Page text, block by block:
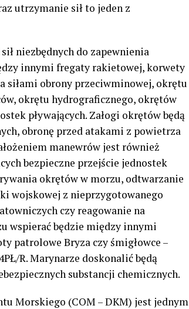
utrzymanie sił to jeden z
niezbędnych do zapewnienia
innymi fregaty rakietowej, korwety
siłami obrony przeciwminowej, okrętu
okrętu hydrograficznego, okrętów
pływających. Załogi okrętów będą
obronę przed atakami z powietrza
manewrów jest również
bezpieczne przejście jednostek
okrętów w morzu, odtwarzanie
wojskowej z nieprzygotowanego
czy reagowanie na
wspierać będzie między innymi
patrolowe Bryza czy śmigłowce –
R. Marynarze doskonalić będą
substancji chemicznych.
Morskiego (COM – DKM) jest jednym